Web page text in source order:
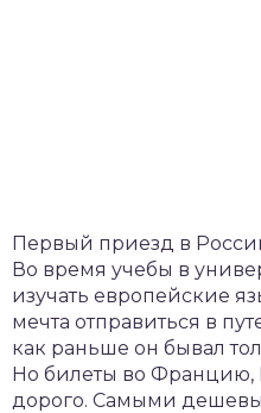
Первый приезд в
Во время учебы в
изучать европейские
мечта отправиться в
как раньше он бывал
Но билеты во Францию,
дорого. Самыми